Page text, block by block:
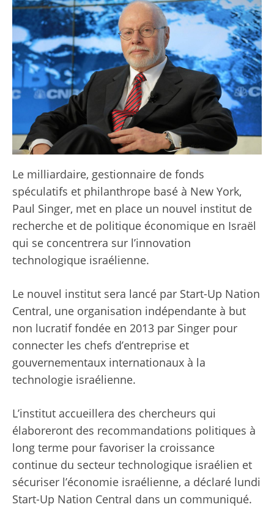
Le milliardaire, gestionnaire de fonds
spéculatifs et philanthrope basé à New York,
Paul Singer, met en place un nouvel institut de
recherche et de politique économique en Israël
qui se concentrera sur l’innovation
technologique israélienne.
Le nouvel institut sera lancé par Start-Up Nation
Central, une organisation indépendante à but
non lucratif fondée en 2013 par Singer pour
connecter les chefs d’entreprise et
gouvernementaux internationaux à la
technologie israélienne.
L’institut accueillera des chercheurs qui
élaboreront des recommandations politiques à
long terme pour favoriser la croissance
continue du secteur technologique israélien et
sécuriser l’économie israélienne, a déclaré lundi
Start-Up Nation Central dans un communiqué.